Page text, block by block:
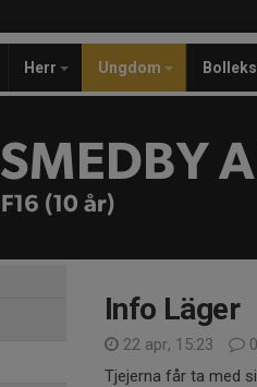
Herr Ungdom
SMEDBY
F16 (10 år)
Info Läger
22 apr, 15:23
Tjejerna får ta med